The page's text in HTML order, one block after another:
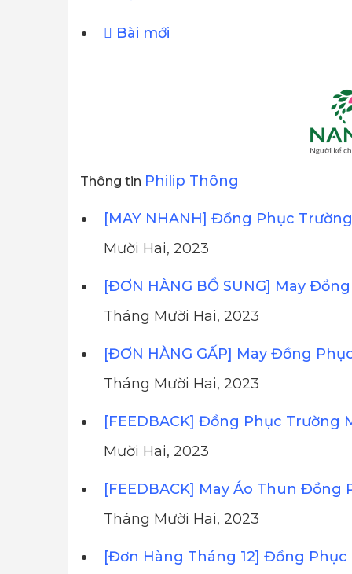
Bài mới
Thông tin Philip Thông
[MAY NHANH] Đồng Phục
Mười Hai, 2023
[ĐƠN HÀNG BỔ SUNG] May
Tháng Mười Hai, 2023
[ĐƠN HÀNG GẤP] May Đồng
Tháng Mười Hai, 2023
[FEEDBACK] Đồng Phục Trường
Mười Hai, 2023
[FEEDBACK] May Áo Thun
Tháng Mười Hai, 2023
[Đơn Hàng Tháng 12] Đồng Phục